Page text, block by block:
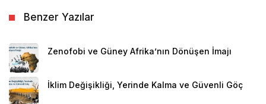
Benzer Yazılar
Zenofobi ve Güney Afrika’nın Dönüşen İmajı
İklim Değişikliği, Yerinde Kalma ve Güvenli Göç